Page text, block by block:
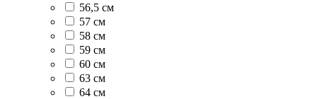
56,5 см
57 см
58 см
59 см
60 см
63 см
64 см